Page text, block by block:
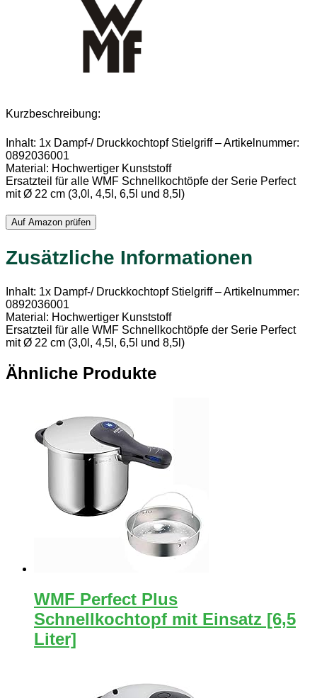
Kurzbeschreibung:
Inhalt: 1x Dampf-/ Druckkochtopf Stielgriff – Artikelnummer:
0892036001
Material: Hochwertiger Kunststoff
Ersatzteil für alle WMF Schnellkochtöpfe der Serie Perfect
mit Ø 22 cm (3,0l, 4,5l, 6,5l und 8,5l)
Auf Amazon prüfen
Zusätzliche Informationen
Inhalt: 1x Dampf-/ Druckkochtopf Stielgriff – Artikelnummer:
0892036001
Material: Hochwertiger Kunststoff
Ersatzteil für alle WMF Schnellkochtöpfe der Serie Perfect
mit Ø 22 cm (3,0l, 4,5l, 6,5l und 8,5l)
Ähnliche Produkte
WMF Perfect Plus
Schnellkochtopf mit Einsatz [6,5
Liter]